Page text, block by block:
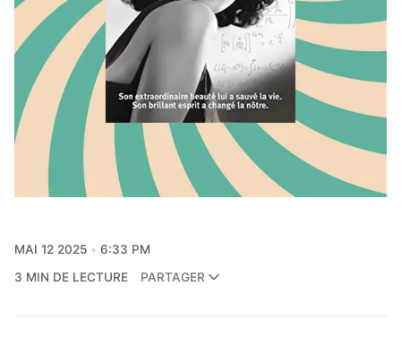
MAI 12 2025
6:33 PM
3 MIN DE LECTURE
PARTAGER